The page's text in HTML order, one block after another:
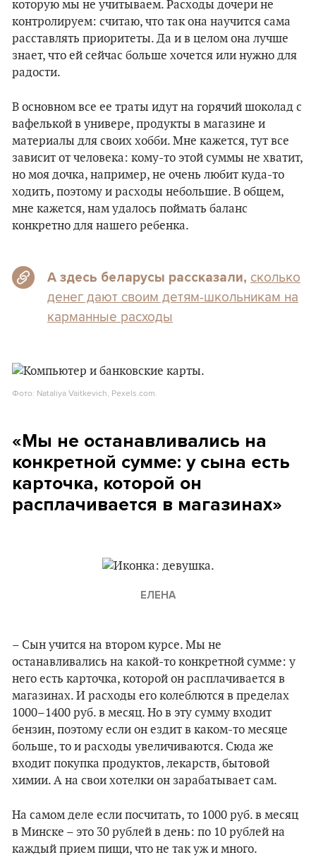
которую мы не учитываем. Расходы дочери не
контролируем: считаю, что так она научится сама
расставлять приоритеты. Да и в целом она лучше
знает, что ей сейчас больше хочется или нужно для
радости.
В основном все ее траты идут на горячий шоколад с
вафелькой в универе, продукты в магазине и
материалы для своих хобби. Мне кажется, тут все
зависит от человека: кому-то этой суммы не хватит,
но моя дочка, например, не очень любит куда-то
ходить, поэтому и расходы небольшие. В общем,
мне кажется, нам удалось поймать баланс
конкретно для нашего ребенка.
А здесь беларусы рассказали, сколько
денег дают своим детям-школьникам на
карманные расходы
Фото: Nataliya Vaitkevich, Pexels.com.
«Мы не останавливались на
конкретной сумме: у сына есть
карточка, которой он
расплачивается в магазинах»
ЕЛЕНА
– Сын учится на втором курсе. Мы не
останавливались на какой-то конкретной сумме: у
него есть карточка, которой он расплачивается в
магазинах. И расходы его колеблются в пределах
1000–1400 руб. в месяц. Но в эту сумму входит
бензин, поэтому если он ездит в каком-то месяце
больше, то и расходы увеличиваются. Сюда же
входит покупка продуктов, лекарств, бытовой
химии. А на свои хотелки он зарабатывает сам.
На самом деле если посчитать, то 1000 руб. в месяц
в Минске – это 30 рублей в день: по 10 рублей на
каждый прием пищи, что не так уж и много.